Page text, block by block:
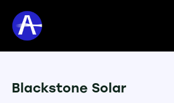
Blackstone Solar